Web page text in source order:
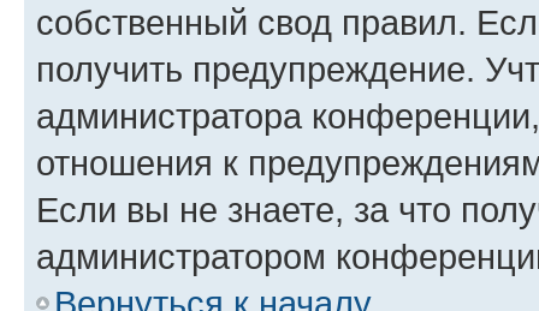
собственный свод правил.
получить предупреждение.
администратора
отношения к
Если вы не знаете, за что
администратором
Вернуться к началу